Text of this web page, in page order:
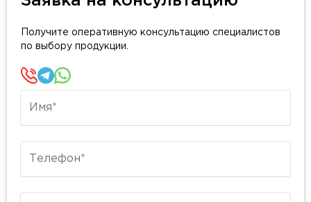
Получите оперативную консультацию специалистов
по выбору продукции.